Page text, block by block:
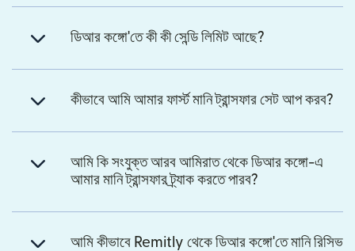
ডিআর কঙ্গো'তে কী কী সেন্ডি লিমিট আছে?
কীভাবে আমি আমার ফার্স্ট মানি ট্রান্সফার সেট আপ করব?
আমি কি সংযুক্ত আরব আমিরাত থেকে ডিআর কঙ্গো-এ
আমার মানি ট্রান্সফার ট্র্যাক করতে পারব?
আমি কীভাবে Remitly থেকে ডিআর কঙ্গো'তে মানি রিসিভ